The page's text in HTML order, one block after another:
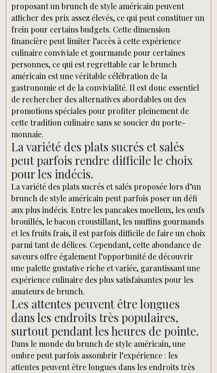
proposant un brunch de style américain peuvent
afficher des prix assez élevés, ce qui peut constituer un
frein pour certains budgets. Cette dimension
financière peut limiter l’accès à cette expérience
culinaire conviviale et gourmande pour certaines
personnes, ce qui est regrettable car le brunch
américain est une véritable célébration de la
gastronomie et de la convivialité. Il est donc essentiel
de rechercher des alternatives abordables ou des
promotions spéciales pour profiter pleinement de
cette tradition culinaire sans se soucier du porte-
monnaie.
La variété des plats sucrés et salés
peut parfois rendre difficile le choix
pour les indécis.
La variété des plats sucrés et salés proposée lors d’un
brunch de style américain peut parfois poser un défi
aux plus indécis. Entre les pancakes moelleux, les œufs
brouillés, le bacon croustillant, les muffins gourmands
et les fruits frais, il est parfois difficile de faire un choix
parmi tant de délices. Cependant, cette abondance de
saveurs offre également l’opportunité de découvrir
une palette gustative riche et variée, garantissant une
expérience culinaire des plus satisfaisantes pour les
amateurs de brunch.
Les attentes peuvent être longues
dans les endroits très populaires,
surtout pendant les heures de pointe.
Dans le monde du brunch de style américain, une
ombre peut parfois assombrir l’expérience : les
attentes peuvent être longues dans les endroits très